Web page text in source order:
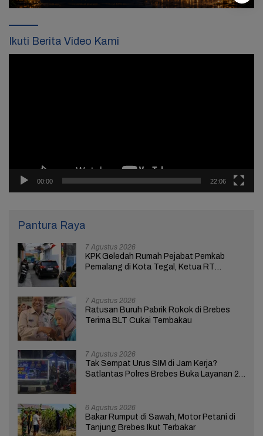
Ikuti Berita Video Kami
00:00 22:06
Pantura Raya
7 Agustus 2026
KPK Geledah Rumah Pejabat Pemkab
Pemalang di Kota Tegal, Ketua RT
7 Agustus 2026
Ratusan Buruh Pabrik Rokok di Brebes
Terima BLT Cukai Tembakau
7 Agustus 2026
Tak Sempat Urus SIM di Jam Kerja?
Satlantas Polres Brebes Buka Layanan 24
6 Agustus 2026
Bakar Rumput di Sawah, Motor Petani di
Tanjung Brebes Ikut Terbakar